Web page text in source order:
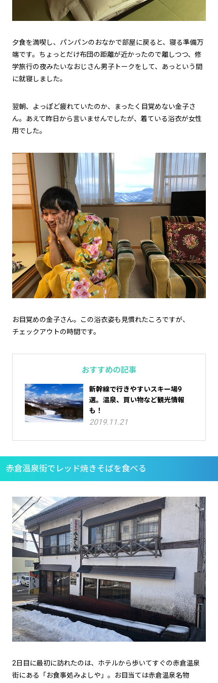
夕食を満喫し、パンパンのおなかで部屋に戻ると、寝る準備万
端です。ちょっとだけ布団の距離が近かったので離しつつ、修
学旅行の夜みたいなおじさん男子トークをして、あっという間
に就寝しました。
翌朝、よっぽど疲れていたのか、まったく目覚めない金子さ
ん。あえて昨日から言いませんでしたが、着ている浴衣が女性
用でした。
お目覚めの金子さん。この浴衣姿も見慣れたころですが、
チェックアウトの時間です。
おすすめの記事
新幹線で行きやすいスキー場9
選。温泉、買い物など観光情報
も！
2019.11.21
赤倉温泉街でレッド焼きそばを食べる
2日目に最初に訪れたのは、ホテルから歩いてすぐの赤倉温泉
街にある「お食事処みよしや」。お目当ては赤倉温泉名物